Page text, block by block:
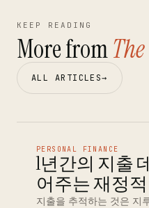
KEEP READING
More from
ALL ARTICLES→
PERSONAL FINANCE
1년간의 지출
어주는 재정
지출을 추적하는 것은 지